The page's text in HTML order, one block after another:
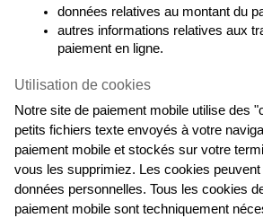
données relatives au montant du
autres informations relatives aux
paiement en ligne.
Utilisation de cookies
Notre site de paiement mobile utilise des
petits fichiers texte envoyés à votre
paiement mobile et stockés sur votre
vous les supprimiez. Les cookies peuvent
données personnelles. Tous les cookies
paiement mobile sont techniquement